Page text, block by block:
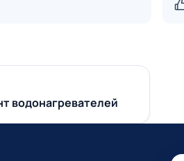
водонагревателей